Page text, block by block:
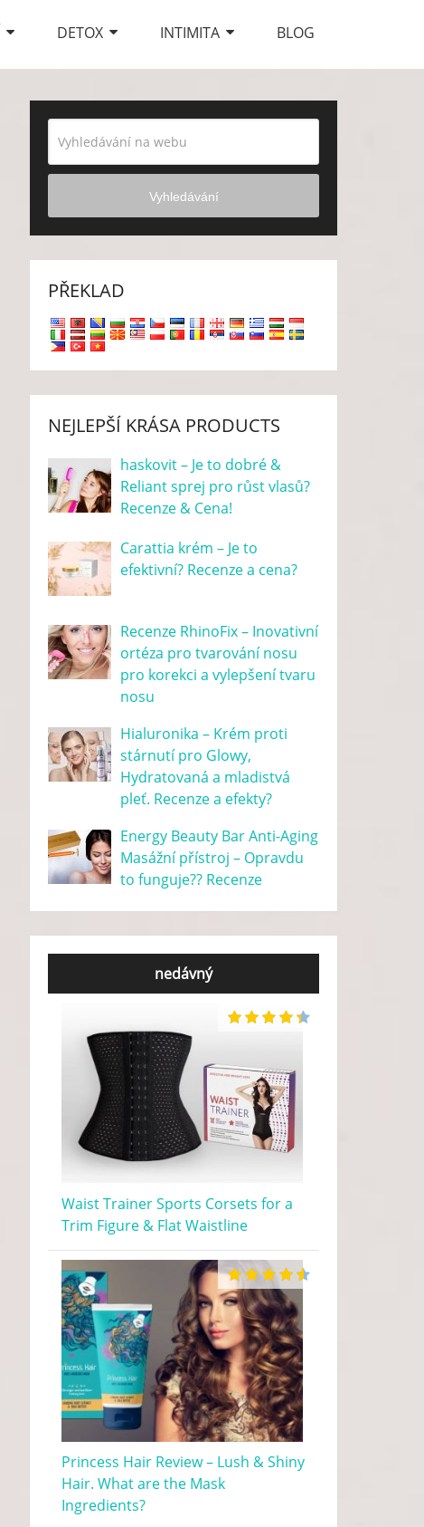
DETOX INTIMITA BLOG
Vyhledávání
PŘEKLAD
NEJLEPŠÍ KRÁSA PRODUCTS
haskovit – Je to dobré &
Reliant sprej pro růst vlasů?
Recenze & Cena!
Carattia krém – Je to
efektivní? Recenze a cena?
Recenze RhinoFix – Inovativní
ortéza pro tvarování nosu
pro korekci a vylepšení tvaru
nosu
Hialuronika – Krém proti
stárnutí pro Glowy,
Hydratovaná a mladistvá
pleť. Recenze a efekty?
Energy Beauty Bar Anti-Aging
Masážní přístroj – Opravdu
to funguje?? Recenze
nedávný
Waist Trainer Sports Corsets for a
Trim Figure & Flat Waistline
Princess Hair Review – Lush & Shiny
Hair. What are the Mask
Ingredients?